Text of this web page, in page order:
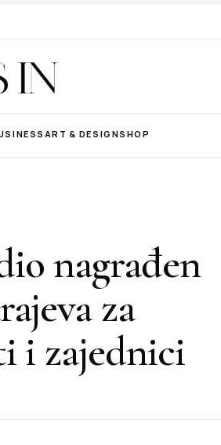
ART & DESIGNSHOP
nagrađen
za
i zajednici